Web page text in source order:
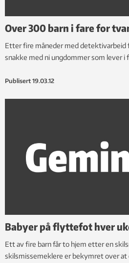
Over 300 barn i fare for
Etter fire måneder med detektivarbeid
snakke med ni ungdommer som lever i
Publisert 19.03.12
Babyer på flyttefot hver
Ett av fire barn får to hjem etter en
skilsmissemeklere er bekymret over at